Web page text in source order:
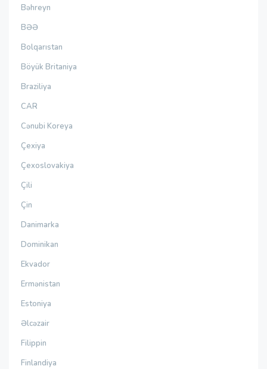
Bəhreyn
BƏƏ
Bolqarıstan
Böyük Britaniya
Braziliya
CAR
Cənubi Koreya
Çexiya
Çexoslovakiya
Çili
Çin
Danimarka
Dominikan
Ekvador
Ermənistan
Estoniya
Əlcəzair
Filippin
Finlandiya